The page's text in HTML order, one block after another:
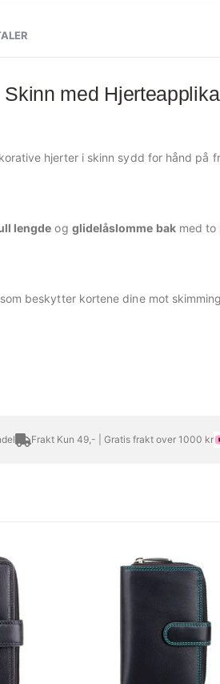
med
hjerter i skinn sydd for hånd
lengde og glidelåslomme bakmed to
som beskytter kortene dine mot
Frakt Kun 49,- | Gratis frakt over 1000 kr